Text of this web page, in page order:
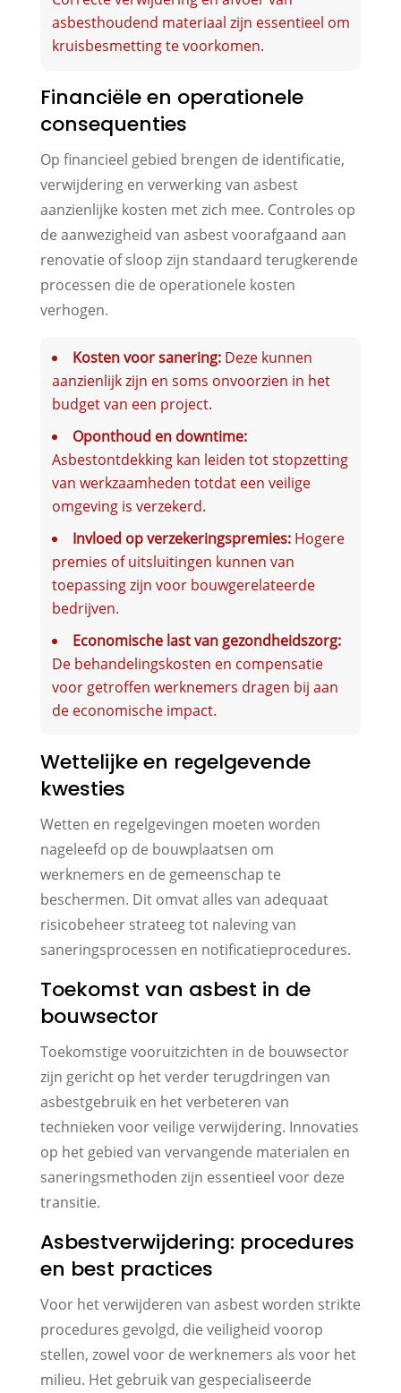
asbesthoudend materiaal zijn essentieel om
kruisbesmetting te voorkomen.
Financiële en operationele
consequenties
Op financieel gebied brengen de identificatie,
verwijdering en verwerking van asbest
aanzienlijke kosten met zich mee. Controles op
de aanwezigheid van asbest voorafgaand aan
renovatie of sloop zijn standaard terugkerende
processen die de operationele kosten
verhogen.
Kosten voor sanering:Deze kunnen
aanzienlijk zijn en soms onvoorzien in het
budget van een project.
Oponthoud en downtime:
Asbestontdekking kan leiden tot stopzetting
van werkzaamheden totdat een veilige
omgeving is verzekerd.
Invloed op verzekeringspremies:Hogere
premies of uitsluitingen kunnen van
toepassing zijn voor bouwgerelateerde
bedrijven.
Economische last van gezondheidszorg:
De behandelingskosten en compensatie
voor getroffen werknemers dragen bij aan
de economische impact.
Wettelijke en regelgevende
kwesties
Wetten en regelgevingen moeten worden
nageleefd op de bouwplaatsen om
werknemers en de gemeenschap te
beschermen. Dit omvat alles van adequaat
risicobeheer strateeg tot naleving van
saneringsprocessen en notificatieprocedures.
Toekomst van asbest in de
bouwsector
Toekomstige vooruitzichten in de bouwsector
zijn gericht op het verder terugdringen van
asbestgebruik en het verbeteren van
technieken voor veilige verwijdering. Innovaties
op het gebied van vervangende materialen en
saneringsmethoden zijn essentieel voor deze
transitie.
Asbestverwijdering: procedures
en best practices
Voor het verwijderen van asbest worden strikte
procedures gevolgd, die veiligheid voorop
stellen, zowel voor de werknemers als voor het
milieu. Het gebruik van gespecialiseerde